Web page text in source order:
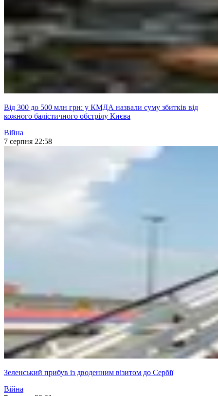
Від 300 до 500 млн грн: у КМДА назвали суму збитків від
кожного балістичного обстрілу Києва
Війна
7 серпня 22:58
Зеленський прибув із дводенним візитом до Сербії
Війна